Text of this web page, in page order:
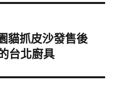
貓抓皮沙發售後
台北廚具